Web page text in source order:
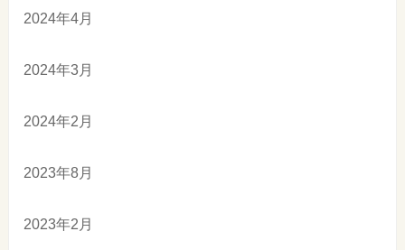
2024年4月
2024年3月
2024年2月
2023年8月
2023年2月